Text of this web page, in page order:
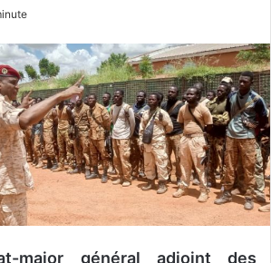
o
y
e
r
u
n
c
o
u
major général adjoint des